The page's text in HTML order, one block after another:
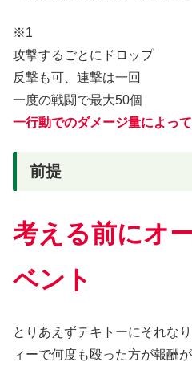
※1
攻撃するごとにドロップ
反撃も可、連撃は一回
一度の戦闘で最大50個
一行動でのダメージ量によっ
前提
考える前にオ
ベント
とりあえずテキトーにそれな
ィーで何度も殴った方が報酬が